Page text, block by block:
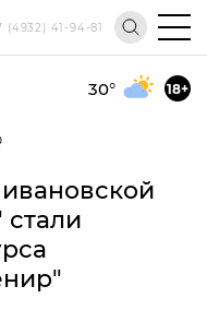
(4932) 41-94-81
30° 18+
стали